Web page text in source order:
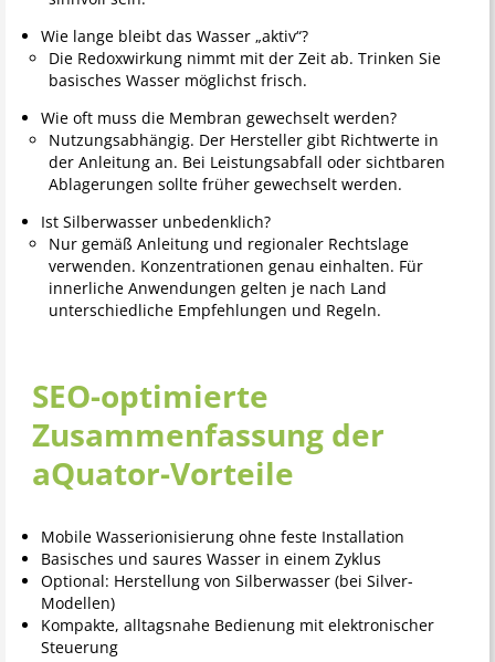
Wie lange bleibt das Wasser „aktiv“?
Die Redoxwirkung nimmt mit der Zeit ab. Trinken Sie
basisches Wasser möglichst frisch.
Wie oft muss die Membran gewechselt werden?
Nutzungsabhängig. Der Hersteller gibt Richtwerte in
der Anleitung an. Bei Leistungsabfall oder sichtbaren
Ablagerungen sollte früher gewechselt werden.
Ist Silberwasser unbedenklich?
Nur gemäß Anleitung und regionaler Rechtslage
verwenden. Konzentrationen genau einhalten. Für
innerliche Anwendungen gelten je nach Land
unterschiedliche Empfehlungen und Regeln.
SEO-optimierte
Zusammenfassung der
aQuator-Vorteile
Mobile Wasserionisierung ohne feste Installation
Basisches und saures Wasser in einem Zyklus
Optional: Herstellung von Silberwasser (bei Silver-
Modellen)
Kompakte, alltagsnahe Bedienung mit elektronischer
Steuerung